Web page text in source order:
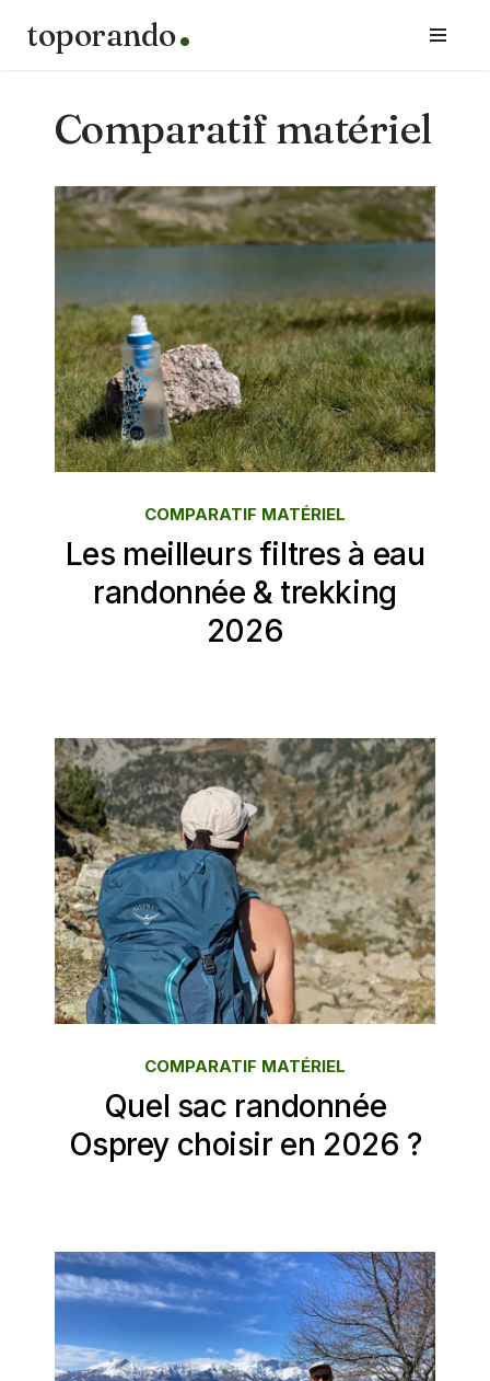
contenu
toporando
Comparatif matériel
Les meilleurs filtres à eau
randonnée & trekking
2026
COMPARATIF MATÉRIEL
Quel sac randonnée
Osprey choisir en 2026 ?
COMPARATIF MATÉRIEL